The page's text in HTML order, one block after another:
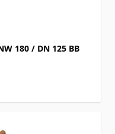
180 / DN 125 BB